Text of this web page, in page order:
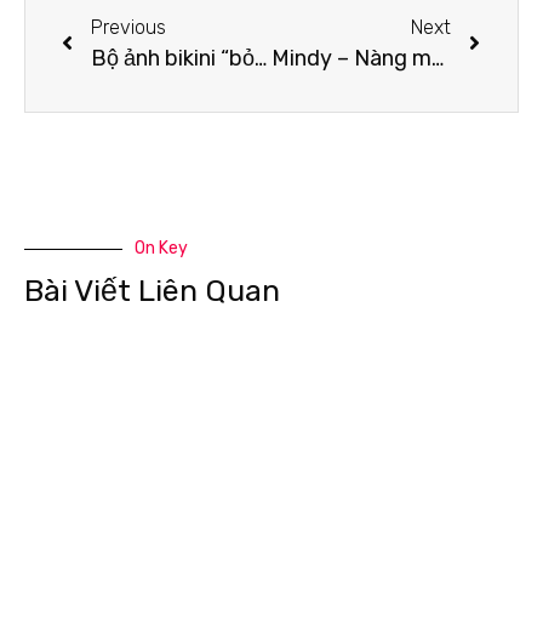
Previous
Bộ ảnh bikini “bỏng mắt” của thí sinh có làn da đẹp nhất HHHVVN sau khi bí mật đính hôn
Next
Mindy – Nàng mẫu theo đuổi phong cách sexy, mong muốn tôn vinh nét đẹp hình thể của người phụ nữ Việt
On Key
Bài Viết Liên Quan